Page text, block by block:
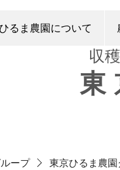
るま農園について
収
東
ープ 東京ひるま農